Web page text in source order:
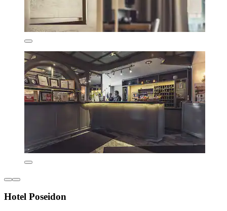
Hotel Poseidon